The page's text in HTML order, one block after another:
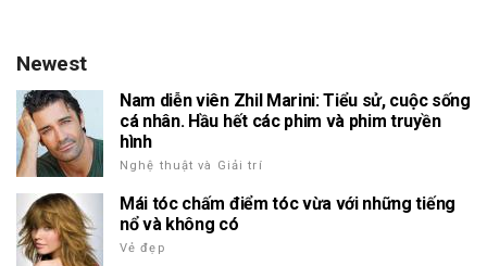
Newest
Nam diễn viên Zhil Marini: Tiểu sử, cuộc sống
cá nhân. Hầu hết các phim và phim truyền
hình
Nghệ thuật và Giải trí
Mái tóc chấm điểm tóc vừa với những tiếng
nổ và không có
Vẻ đẹp